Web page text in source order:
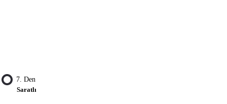
7. Den
Saratlı